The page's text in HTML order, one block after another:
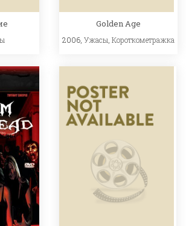
Golden Age
2006,Ужасы ,Короткометражка